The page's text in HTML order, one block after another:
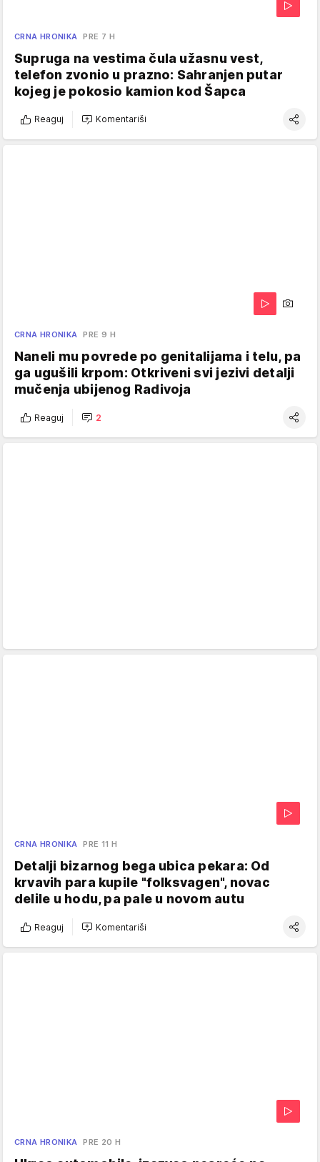
CRNA HRONIKA PRE 7 H
Supruga na vestima čula užasnu vest,
telefon zvonio u prazno: Sahranjen putar
kojeg je pokosio kamion kod Šapca
Reaguj Komentariši
CRNA HRONIKA PRE 9 H
Naneli mu povrede po genitalijama i telu, pa
ga ugušili krpom: Otkriveni svi jezivi detalji
mučenja ubijenog Radivoja
Reaguj 2
CRNA HRONIKA PRE 11 H
Detalji bizarnog bega ubica pekara: Od
krvavih para kupile "folksvagen", novac
delile u hodu, pa pale u novom autu
Reaguj Komentariši
CRNA HRONIKA PRE 20 H